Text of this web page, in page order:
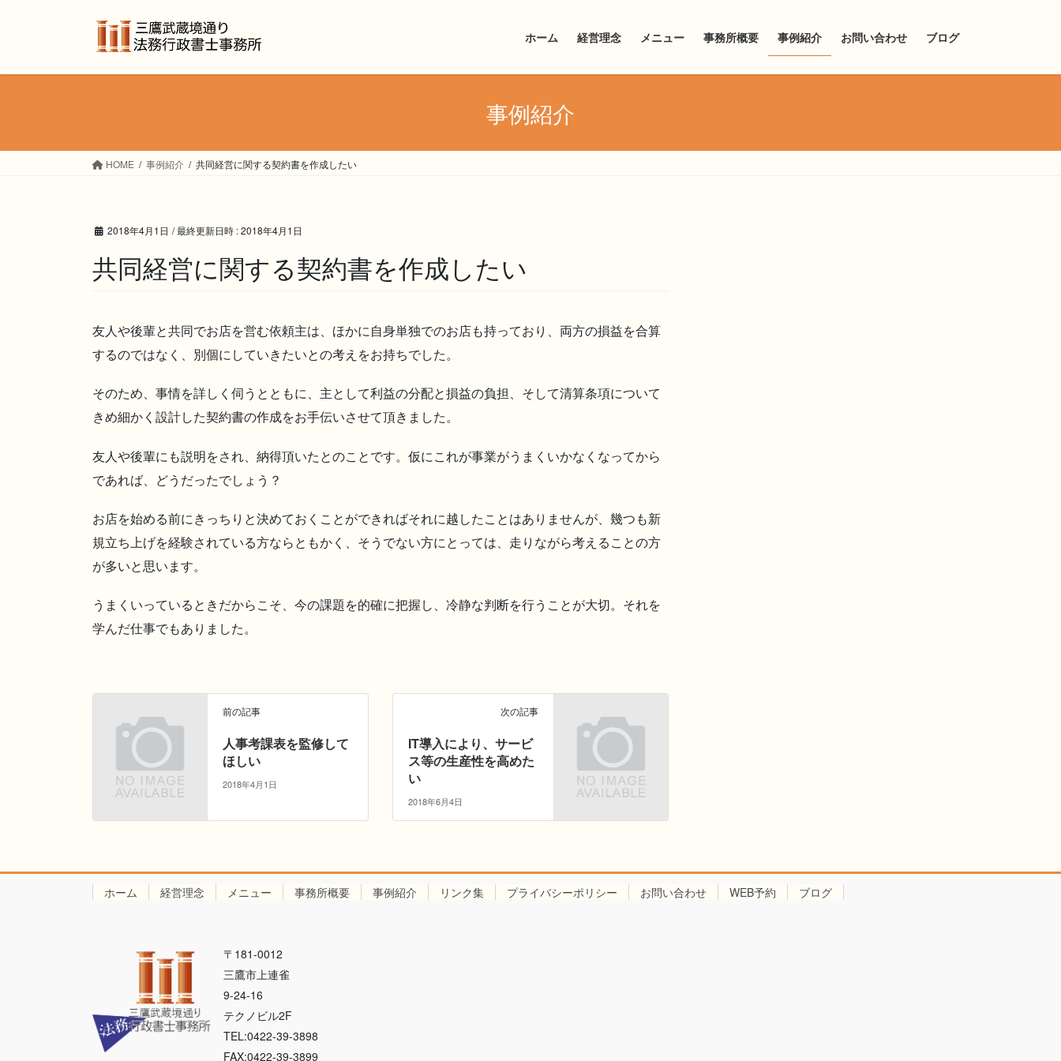
ホーム 経営理念 メニュー 事務所概要 事例紹介 お問い合わせ ブログ
事例紹介
HOME 事例紹介 共同経営に関する契約書を作成したい
2018年4月1日 / 最終更新日時 :2018年4月1日
共同経営に関する契約書を作成したい
友人や後輩と共同でお店を営む依頼主は、ほかに自身単独でのお店も持っており、両方の損益を合算
するのではなく、別個にしていきたいとの考えをお持ちでした。
そのため、事情を詳しく伺うとともに、主として利益の分配と損益の負担、そして清算条項について
きめ細かく設計した契約書の作成をお手伝いさせて頂きました。
友人や後輩にも説明をされ、納得頂いたとのことです。仮にこれが事業がうまくいかなくなってから
であれば、どうだったでしょう？
お店を始める前にきっちりと決めておくことができればそれに越したことはありませんが、幾つも新
規立ち上げを経験されている方ならともかく、そうでない方にとっては、走りながら考えることの方
が多いと思います。
うまくいっているときだからこそ、今の課題を的確に把握し、冷静な判断を行うことが大切。それを
学んだ仕事でもありました。
前の記事
人事考課表を監修して
ほしい
2018年4月1日
次の記事
IT導入により、サービ
ス等の生産性を高めた
い
2018年6月4日
ホーム 経営理念 メニュー 事務所概要 事例紹介 リンク集 プライバシーポリシー お問い合わせ WEB予約 ブログ
〒181-0012
三鷹市上連雀
9-24-16
テクノビル2F
TEL:0422-39-3898
FAX:0422-39-3899